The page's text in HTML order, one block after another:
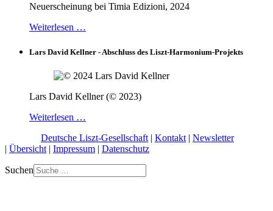
Neuerscheinung bei Timia Edizioni, 2024
Weiterlesen …
Lars David Kellner - Abschluss des Liszt-Harmonium-Projekts
Lars David Kellner (© 2023)
Weiterlesen …
Deutsche Liszt-Gesellschaft | Kontakt | Newsletter
| Übersicht | Impressum | Datenschutz
Suchen